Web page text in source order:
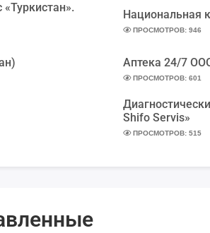
Национальная
ПРОСМОТРОВ: 946
Аптека 24/7
ПРОСМОТРОВ: 601
Shifo Servis»
ПРОСМОТРОВ: 515